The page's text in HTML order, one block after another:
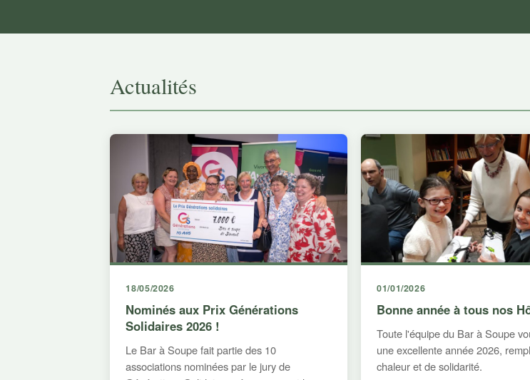
Actualités
18/05/2026
Nominés aux Prix Générations
Solidaires 2026 !
Le Bar à Soupe fait partie des 10
associations nominées par le jury de
01/01/2026
Bonne année à tous nos
Toute l'équipe du Bar à Soupe
une excellente année 2026,
chaleur et de solidarité.